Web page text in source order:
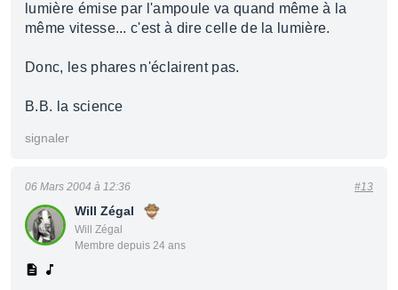
lumière émise par l'ampoule va quand même à la
même vitesse... c'est à dire celle de la lumière.
Donc, les phares n'éclairent pas.
B.B. la science
signaler
Will Zégal
Will Zégal
Membre depuis 24 ans
06 Mars 2004 à 12:36 #13